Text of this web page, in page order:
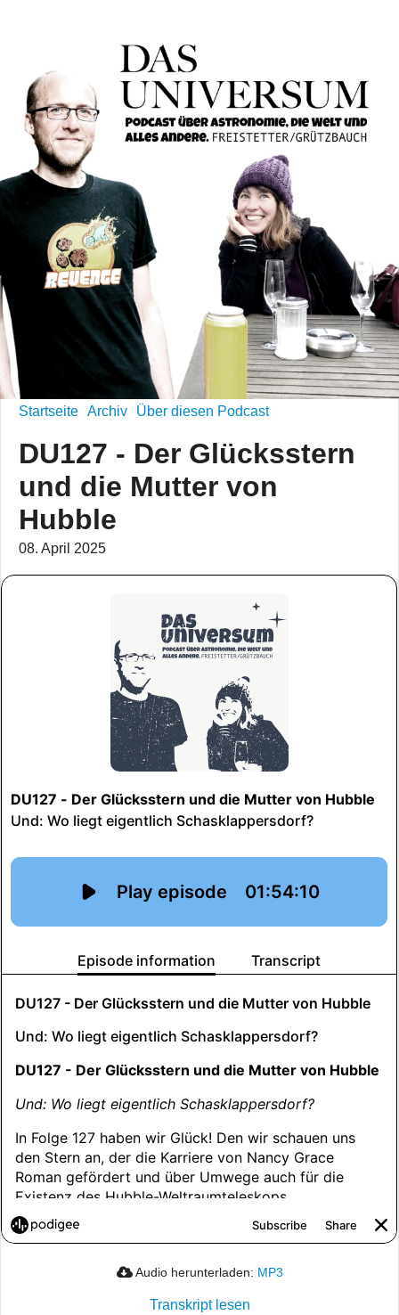
Startseite Archiv Über diesen Podcast
DU127 - Der Glücksstern
und die Mutter von
Hubble
08. April 2025
Audio herunterladen: MP3
Transkript lesen